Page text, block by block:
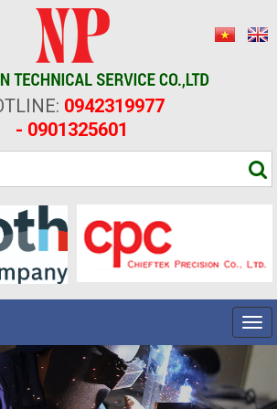
0942319977
- 0901325601